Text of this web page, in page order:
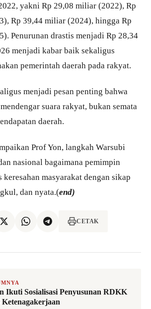
yakni Rp 29,08 miliar (2022), Rp
Rp 39,44 miliar (2024), hingga Rp
Penurunan drastis menjadi Rp 28,34
menjadi kabar baik sekaligus
pemerintah daerah pada rakyat.
menjadi pesan penting bahwa
suara rakyat, bukan semata
daerah.
Prof Yon, langkah Warsubi
nasional bagaimana pemimpin
keresahan masyarakat dengan sikap
dan nyata.(end)
CETAK
Ikuti Sosialisasi Penyusunan RDKK
Ketenagakerjaan